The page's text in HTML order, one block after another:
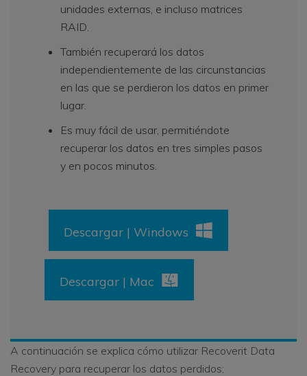
unidades externas, e incluso matrices
RAID.
También recuperará los datos
independientemente de las circunstancias
en las que se perdieron los datos en primer
lugar.
Es muy fácil de usar, permitiéndote
recuperar los datos en tres simples pasos
y en pocos minutos.
Descargar | Windows
Descargar | Mac
A continuación se explica cómo utilizar Recoverit Data
Recovery para recuperar los datos perdidos;